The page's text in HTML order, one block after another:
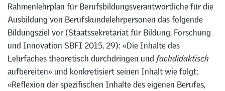
Rahmenlehrplan für Berufsbildungsverantwortliche für die
Ausbildung von Berufskundelehrpersonen das folgende
Bildungsziel vor (Staatssekretariat für Bildung, Forschung
und Innovation SBFI 2015, 29): «Die Inhalte des
Lehrfaches theoretisch durchdringen und fachdidaktisch
aufbereiten» und konkretisiert seinen Inhalt wie folgt:
«Reflexion der spezifischen Inhalte des eigenen Berufes,